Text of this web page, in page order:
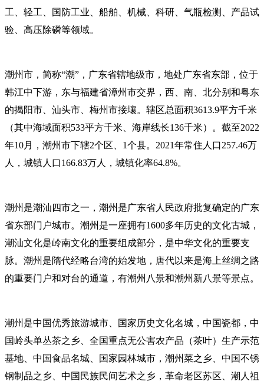
工、轻工、国防工业、船舶、机械、科研、气瓶检测、产品试
验、高压除磷等领域。
潮州市，简称“潮”，广东省辖地级市，地处广东省东部，位于
韩江中下游，东与福建省漳州市交界，西、南、北分别和粤东
的揭阳市、汕头市、梅州市接壤。辖区总面积3613.9平方千米
（其中海域面积533平方千米、海岸线长136千米）。截至2022
年10月，潮州市下辖2个区、1个县。2021年常住人口257.46万
人，城镇人口166.83万人，城镇化率64.8%。
潮州是潮汕四市之一，潮州是广东省人民政府批复确定的广东
省东部门户城市。潮州是一座拥有1600多年历史的文化古城，
潮汕文化是岭南文化的重要组成部分，是中华文化的重要支
脉。潮州是隋代经略台湾的始发地，唐代以来是海上丝绸之路
的重要门户和对台的通道，有潮州八景和潮州新八景等景点。
潮州是中国优秀旅游城市、国家历史文化名城，中国瓷都，中
国岭头单丛茶之乡、全国重点无公害农产品（茶叶）生产示范
基地、中国食品名城、国家园林城市，潮州菜之乡、中国不锈
钢制品之乡、中国民族民间艺术之乡，革命老区苏区、潮人祖